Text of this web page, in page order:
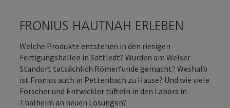
FRONIUS HAUTNAH ERLEBEN
Welche Produkte entstehen in den riesigen
Fertigungshallen in Sattledt? Wurden am Welser
Standort tatsächlich Römerfunde gemacht? Weshalb
ist Fronius auch in Pettenbach zu Hause? Und wie viele
Forscher und Entwickler tüfteln in den Labors in
Thalheim an neuen Lösungen?